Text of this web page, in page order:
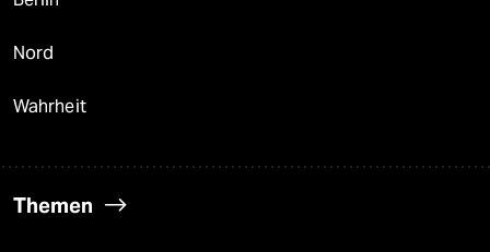
Nord
Wahrheit
Themen